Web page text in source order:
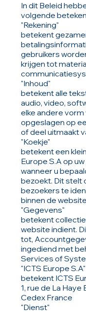
In dit Beleid
volgende
"Rekening"
betekent
gebruikers
krijgen tot
"Inhoud"
betekent alle
audio, video,
elke andere
opgeslagen op
of deel uitmaakt
"Koekje"
betekent een
Europe S.A op
wanneer u
bezoekt. Dit stelt
bezoekers te
binnen de
"Gegevens"
betekent
website indient.
tot,
ingediend met
Services of
"ICTS Europe S.A"
betekent ICTS
1, rue de La Haye
Cedex France
"Dienst"